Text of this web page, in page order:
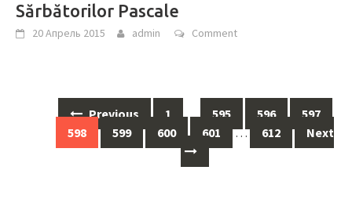
Sărbătorilor Pascale
20 Апрель 2015 admin Comment
navigation
Previous 1 … 595 596
597
598
599 600 601 … 612 Next